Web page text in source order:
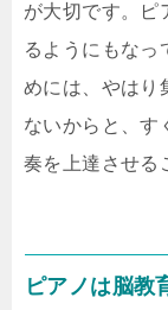
が大切です。ピ
るようにもなっ
めには、やはり
ないからと、す
奏を上達させる
ピアノは脳教